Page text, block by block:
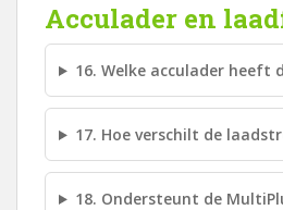
Acculader en
16. Welke acculader heeft
17. Hoe verschilt de
18. Ondersteunt de